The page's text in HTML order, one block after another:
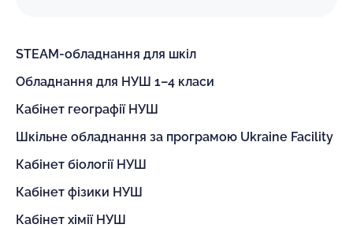
STEAM-обладнання для шкіл
Обладнання для НУШ 1–4 класи
Кабінет географії НУШ
Шкільне обладнання за програмою Ukraine Facility
Кабінет біології НУШ
Кабінет фізики НУШ
Кабінет хімії НУШ